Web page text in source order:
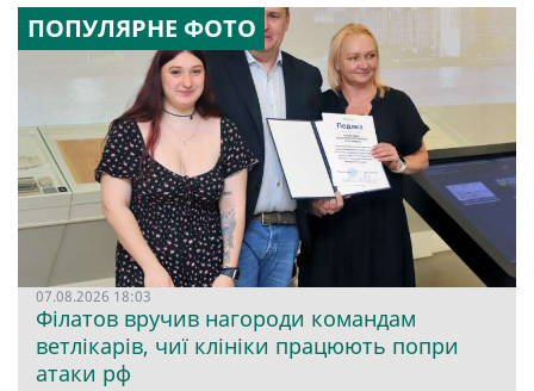
ПОПУЛЯРНЕ ФОТО
07.08.2026 18:03
Філатов вручив нагороди командам
ветлікарів, чиї клініки працюють попри
атаки рф